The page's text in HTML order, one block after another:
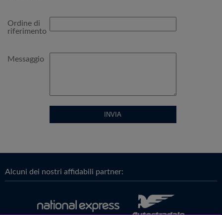
Ordine di
riferimento
Messaggio
Alcuni dei nostri affidabili partner: